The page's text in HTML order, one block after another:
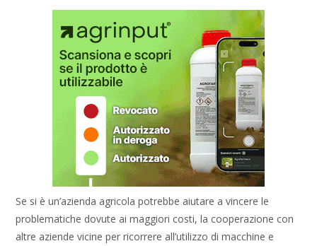
Se si è un’azienda agricola potrebbe aiutare a vincere le
problematiche dovute ai maggiori costi, la cooperazione con
altre aziende vicine per ricorrere all’utilizzo di macchine e